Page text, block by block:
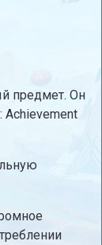
предмет. Он
Achievement